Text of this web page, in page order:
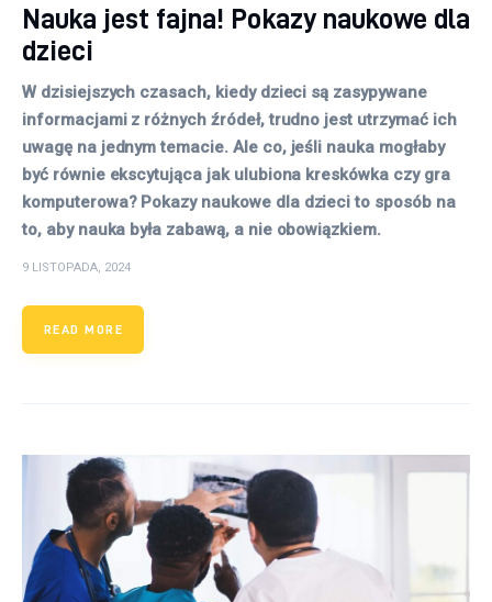
Nauka jest fajna! Pokazy naukowe dla
dzieci
W dzisiejszych czasach, kiedy dzieci są zasypywane
informacjami z różnych źródeł, trudno jest utrzymać ich
uwagę na jednym temacie. Ale co, jeśli nauka mogłaby
być równie ekscytująca jak ulubiona kreskówka czy gra
komputerowa? Pokazy naukowe dla dzieci to sposób na
to, aby nauka była zabawą, a nie obowiązkiem.
9 LISTOPADA, 2024
READ MORE